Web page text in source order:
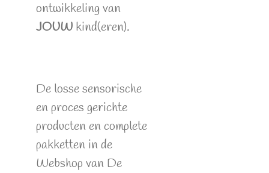
ontwikkeling van
JOUW kind(eren).
De losse sensorische
en proces gerichte
producten en complete
pakketten in de
Webshop van De